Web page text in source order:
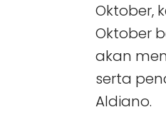
Oktober,
Oktober
akan
serta
Aldiano.